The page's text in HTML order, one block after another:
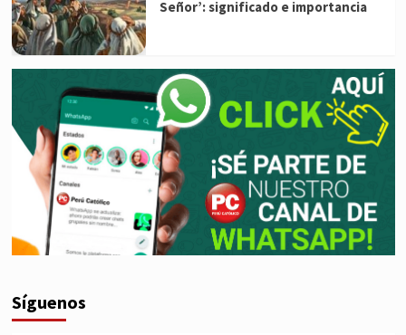
Señor’: significado e importancia
Síguenos